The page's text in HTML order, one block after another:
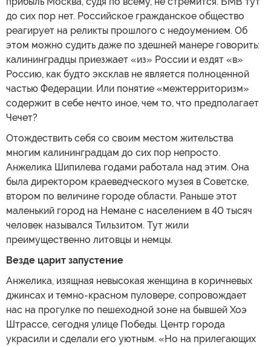
до сих пор нет. Российское гражданское общество
реагирует на реликты прошлого с недоумением. Об
этом можно судить даже по здешней манере говорить:
калининградцы приезжает «из» России и ездят «в»
Россию, как будто эксклав не является полноценной
частью Федерации. Или понятие «межтерриторизм»
содержит в себе нечто иное, чем то, что предполагает
Чечет?
Отождествить себя со своим местом жительства
многим калининградцам до сих пор непросто.
Анжелика Шипилева годами работала над этим. Она
была директором краеведческого музея в Советске,
втором по величине городе области. Раньше этот
маленький город на Немане с населением в 40 тысяч
человек назывался Тильзитом. Тут жили
преимущественно литовцы и немцы.
Везде царит запустение
Анжелика, изящная невысокая женщина в коричневых
джинсах и темно-красном пуловере, сопровождает
нас на прогулке по пешеходной зоне на бывшей Хоэ
Штрассе, сегодня улице Победы. Центр города
украсили и сделали его уютным. «Но на прилегающих